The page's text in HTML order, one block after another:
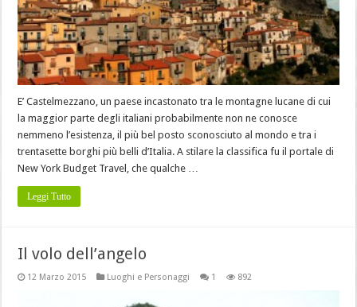
E’ Castelmezzano, un paese incastonato tra le montagne lucane di cui
la maggior parte degli italiani probabilmente non ne conosce
nemmeno l’esistenza, il più bel posto sconosciuto al mondo e tra i
trentasette borghi più belli d’Italia. A stilare la classifica fu il portale di
New York Budget Travel, che qualche …
Leggi Tutto
Il volo dell’angelo
12 Marzo 2015 Luoghi e Personaggi 1 892